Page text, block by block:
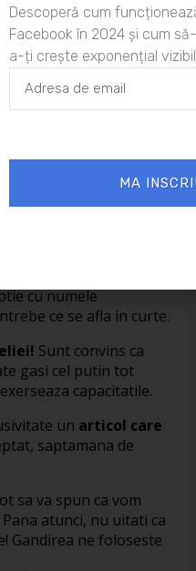
gardului. Daca
pur si simplu, sa faca o
sau zid are deja o
la ceea ce initial
elegant si cu mult
de cum a definit ea
se intreaba„Cum pot
sa priveasca in
sau o camera. Sau
este posibil ca Delia
poate ca exista
cu numele
ce se afla in curte.
Sunt convins ca
gasi cel putin tot
capacitatile.
un articol care
saptamana de
sa va spun ca vom
atunci, nu uitati ca
Gandirea ne foloseste
Descoperă cum
Facebook în 2024 și cum
a-ți crește exponențial
MA